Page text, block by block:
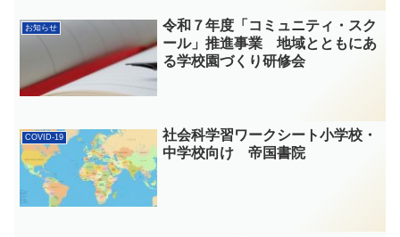
お知らせ
令和７年度「コミュニティ・スク
ール」推進事業 地域とともにあ
る学校園づくり研修会
COVID-19
社会科学習ワークシート小学校・
中学校向け 帝国書院